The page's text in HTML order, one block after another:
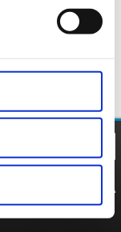
POLITYKA